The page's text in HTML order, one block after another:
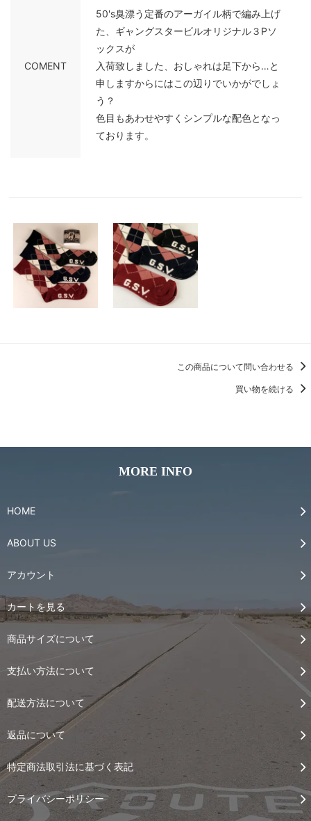
COMENT
50's臭漂う定番のアーガイル柄で編み上げ
た、ギャングスタービルオリジナル３Pソ
ックスが
入荷致しました、おしゃれは足下から…と
申しますからにはこの辺りでいかがでしょ
う？
色目もあわせやすくシンプルな配色となっ
ております。
この商品について問い合わせる
買い物を続ける
MORE INFO
HOME
ABOUT US
アカウント
カートを見る
商品サイズについて
支払い方法について
配送方法について
返品について
特定商法取引法に基づく表記
プライバシーポリシー